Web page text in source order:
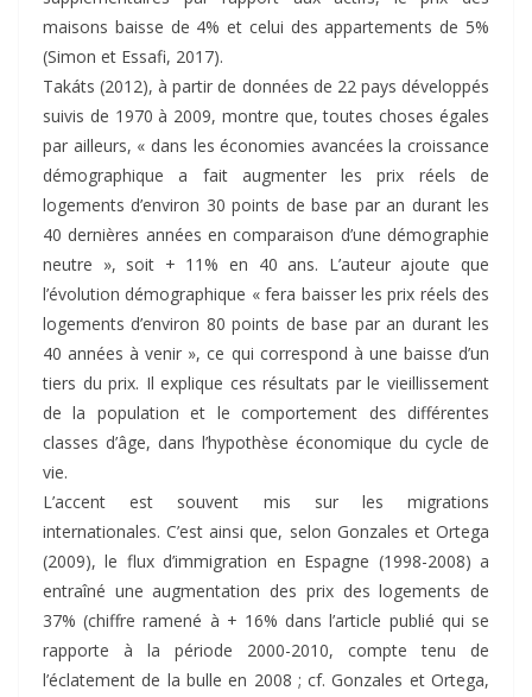
maisons baisse de 4% et celui des appartements de 5%
(Simon et Essafi, 2017).
Takáts (2012), à partir de données de 22 pays développés
suivis de 1970 à 2009, montre que, toutes choses égales
par ailleurs, « dans les économies avancées la croissance
démographique a fait augmenter les prix réels de
logements d’environ 30 points de base par an durant les
40 dernières années en comparaison d’une démographie
neutre », soit + 11% en 40 ans. L’auteur ajoute que
l’évolution démographique « fera baisser les prix réels des
logements d’environ 80 points de base par an durant les
40 années à venir », ce qui correspond à une baisse d’un
tiers du prix. Il explique ces résultats par le vieillissement
de la population et le comportement des différentes
classes d’âge, dans l’hypothèse économique du cycle de
vie.
L’accent est souvent mis sur les migrations
internationales. C’est ainsi que, selon Gonzales et Ortega
(2009), le flux d’immigration en Espagne (1998-2008) a
entraîné une augmentation des prix des logements de
37% (chiffre ramené à + 16% dans l’article publié qui se
rapporte à la période 2000-2010, compte tenu de
l’éclatement de la bulle en 2008 ; cf. Gonzales et Ortega,